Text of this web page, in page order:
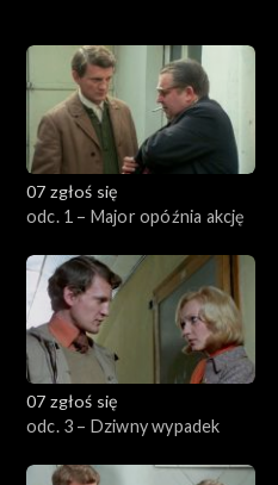
07 zgłoś się
odc. 1 – Major opóźnia akcję
07 zgłoś się
odc. 3 – Dziwny wypadek